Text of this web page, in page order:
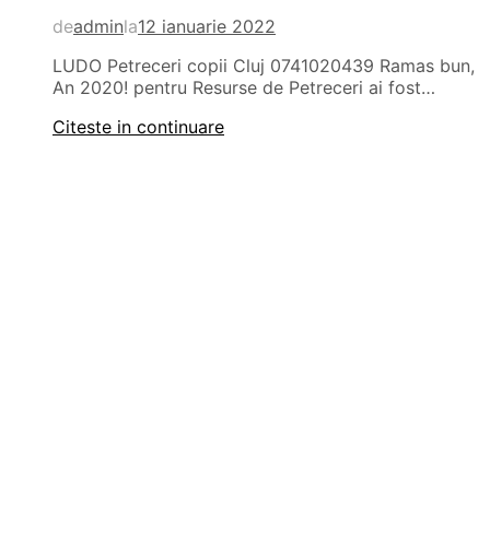
deadminla12 ianuarie 2022
LUDO Petreceri copii Cluj 0741020439 Ramas bun,
An 2020! pentru Resurse de Petreceri ai fost…
Citeste in continuare